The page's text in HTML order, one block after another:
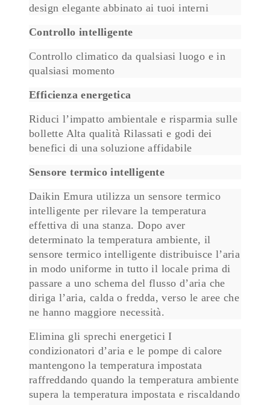
design elegante abbinato ai tuoi interni
Controllo intelligente
Controllo climatico da qualsiasi luogo e in
qualsiasi momento
Efficienza energetica
Riduci l’impatto ambientale e risparmia sulle
bollette Alta qualità Rilassati e godi dei
benefici di una soluzione affidabile
Sensore termico intelligente
Daikin Emura utilizza un sensore termico
intelligente per rilevare la temperatura
effettiva di una stanza. Dopo aver
determinato la temperatura ambiente, il
sensore termico intelligente distribuisce l’aria
in modo uniforme in tutto il locale prima di
passare a uno schema del flusso d’aria che
diriga l’aria, calda o fredda, verso le aree che
ne hanno maggiore necessità.
Elimina gli sprechi energetici I
condizionatori d’aria e le pompe di calore
mantengono la temperatura impostata
raffreddando quando la temperatura ambiente
supera la temperatura impostata e riscaldando